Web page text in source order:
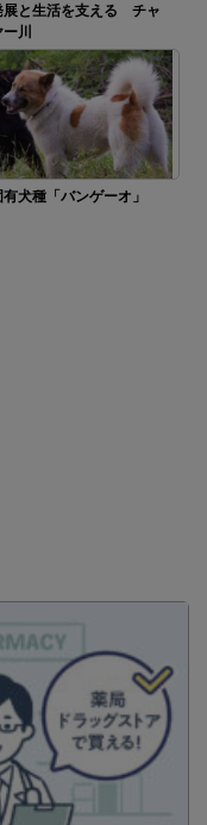
展と生活を支える チャ
川
犬種「バンゲーオ」